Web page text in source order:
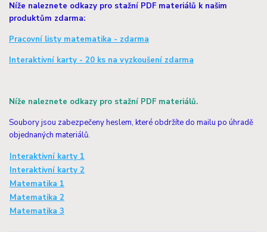
Níže naleznete odkazy pro stažní PDF materiálů k našim
produktům zdarma:
Pracovní listy matematika - zdarma
Interaktivní karty - 20 ks na vyzkoušení zdarma
Níže naleznete odkazy pro stažní PDF materiálů.
Soubory jsou zabezpečeny heslem, které obdržíte do mailu po úhradě
objednaných materiálů.
Interaktivní karty 1
Interaktivní karty 2
Matematika 1
Matematika 2
Matematika 3